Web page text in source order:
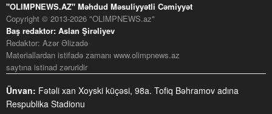
"OLIMPNEWS.AZ" Məhdud Məsuliyyətli Cəmiyyət
Copyright © 2013-2026 "OLIMPNEWS.az"
Baş redaktor: Aslan Şirəliyev
Redaktor: Azər Əlizadə
Materiallardan istifadə zamanı www.olimpnews.az
saytına istinad zəruridir
Ünvan: Fətəli xan Xoyski küçəsi, 98a. Tofiq Bəhramov adına
Respublika Stadionu